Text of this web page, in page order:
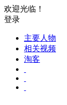
欢迎光临！
登录
主要人物
相关视频
淘客